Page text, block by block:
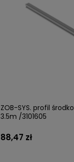
ZOB-SYS. profil
3.5m /3101605
88,47 zł